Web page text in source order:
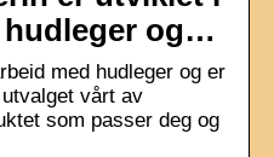
hudleger og…
med hudleger og er
vårt av
som passer deg og